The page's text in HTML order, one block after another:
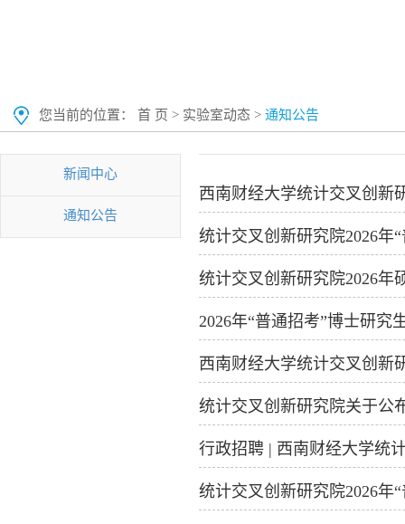
您当前的位置： 首 页 > 实验室动态 > 通知公告
新闻中心
通知公告
西南财经大学统计交叉创新
统计交叉创新研究院2026年
统计交叉创新研究院2026年
2026年“普通招考”博士研究
西南财经大学统计交叉创新
统计交叉创新研究院关于公
行政招聘 | ​西南财经大学统
统计交叉创新研究院2026年